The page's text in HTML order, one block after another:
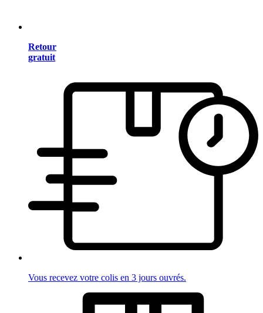
Retour
gratuit
Vous recevez votre colis en 3 jours ouvrés.